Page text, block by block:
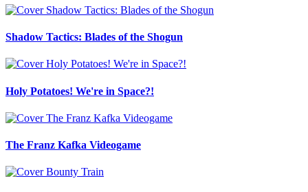
Shadow Tactics: Blades of the Shogun
Holy Potatoes! We're in Space?!
The Franz Kafka Videogame